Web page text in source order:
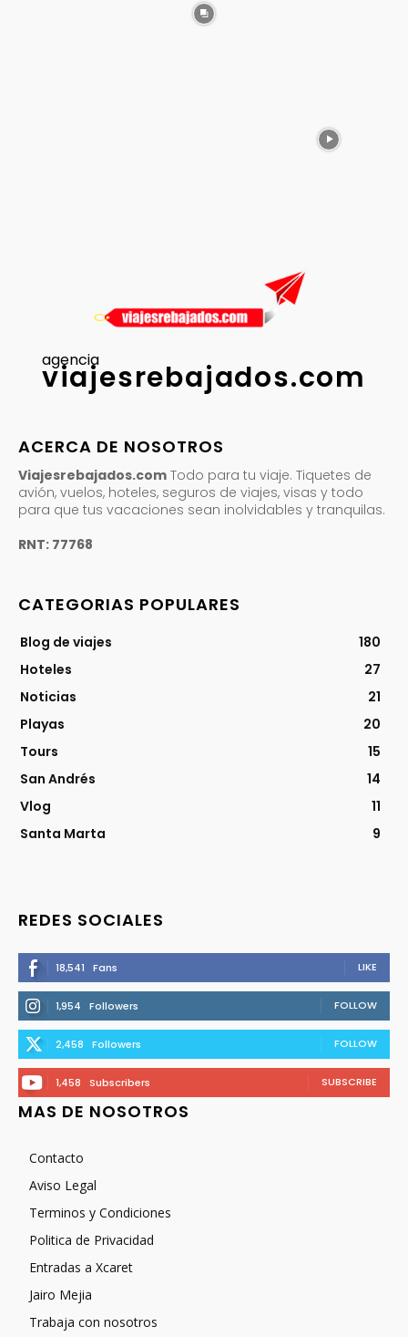
agencia
viajesrebajados.com
ACERCA DE NOSOTROS
Viajesrebajados.com Todo para tu viaje. Tiquetes de
avión, vuelos, hoteles, seguros de viajes, visas y todo
para que tus vacaciones sean inolvidables y tranquilas.
RNT: 77768
CATEGORIAS POPULARES
Blog de viajes
180
Hoteles
27
Noticias
21
Playas
20
Tours
15
San Andrés
14
Vlog
11
Santa Marta
9
REDES SOCIALES
18,541 Fans LIKE
1,954 Followers FOLLOW
2,458 Followers FOLLOW
1,458 Subscribers SUBSCRIBE
MAS DE NOSOTROS
Contacto
Aviso Legal
Terminos y Condiciones
Politica de Privacidad
Entradas a Xcaret
Jairo Mejia
Trabaja con nosotros